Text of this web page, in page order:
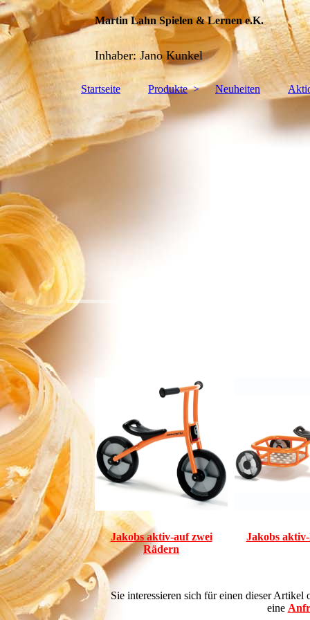
Martin Lahn Spielen & Lernen e.K.
Inhaber: Jano Kunkel
Startseite Produkte Neuheiten
Jakobs aktiv-auf zwei
Rädern
Jakobs
Sie interessieren sich für einen dieser Artikel
eine